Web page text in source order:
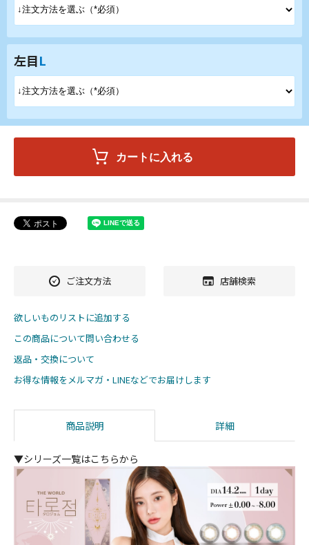
左目L
ご注文方法 店舗検索
欲しいものリストに追加する
この商品について問い合わせる
返品・交換について
お得な情報をメルマガ・LINEなどでお届けします
商品説明 詳細
▼シリーズ一覧はこちらから